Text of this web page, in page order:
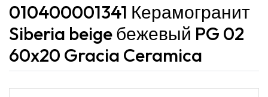
010400001341 Керамогранит
Siberia beige бежевый PG 02
60x20 Gracia Ceramica